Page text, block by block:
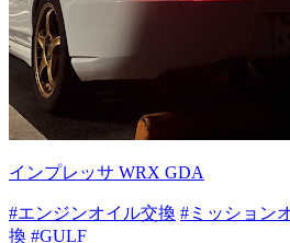
インプレッサ WRX GDA
#エンジンオイル交換 #ミッション
換 #GULF